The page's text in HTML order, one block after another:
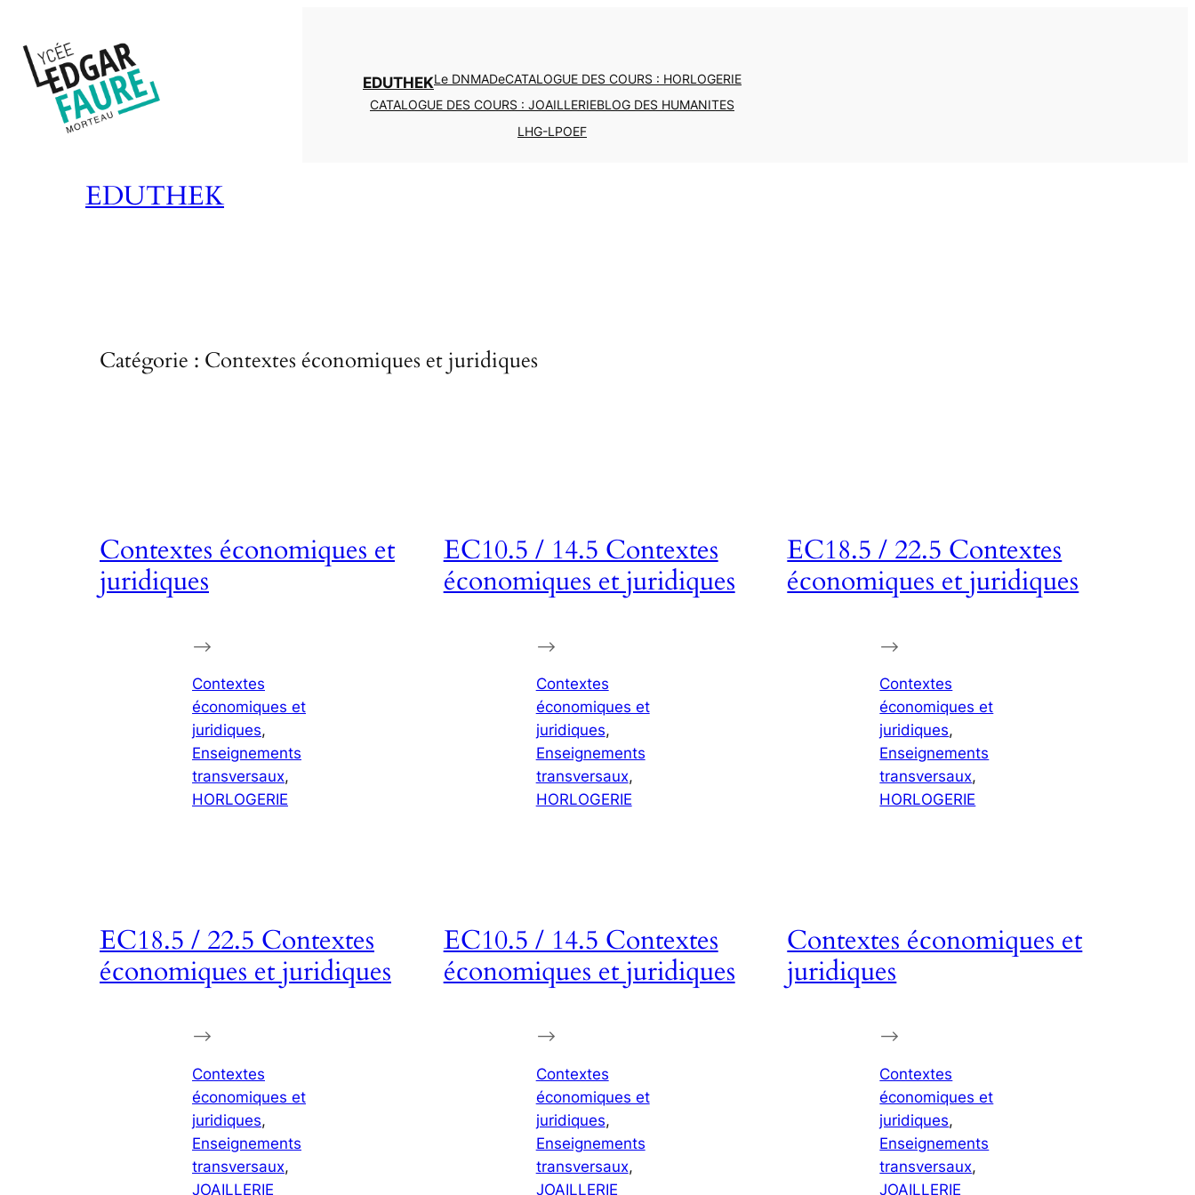
au
contenu
EDUTHEK
EDUTHEKLe DNMADeCATALOGUE DES COURS : HORLOGERIE
CATALOGUE DES COURS : JOAILLERIEBLOG DES HUMANITES
LHG-LPOEF
Catégorie : Contextes économiques et juridiques
Contextes économiques et
juridiques
–>
Contextes
économiques et
juridiques
Enseignements
transversaux
HORLOGERIE
EC10.5 / 14.5 Contextes
économiques et juridiques
–>
Contextes
économiques et
juridiques
Enseignements
transversaux
HORLOGERIE
EC18.5 / 22.5 Contextes
économiques et juridiques
–>
Contextes
économiques et
juridiques
Enseignements
transversaux
HORLOGERIE
EC18.5 / 22.5 Contextes
économiques et juridiques
–>
Contextes
économiques et
juridiques
Enseignements
transversaux
JOAILLERIE
EC10.5 / 14.5 Contextes
économiques et juridiques
–>
Contextes
économiques et
juridiques
Enseignements
transversaux
JOAILLERIE
Contextes économiques et
juridiques
–>
Contextes
économiques et
juridiques
Enseignements
transversaux
JOAILLERIE